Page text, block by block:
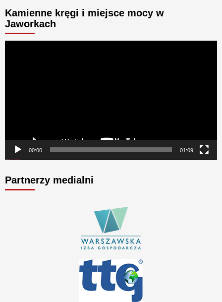
Kamienne kręgi i miejsce mocy w
Jaworkach
00:00 01:09
Partnerzy medialni